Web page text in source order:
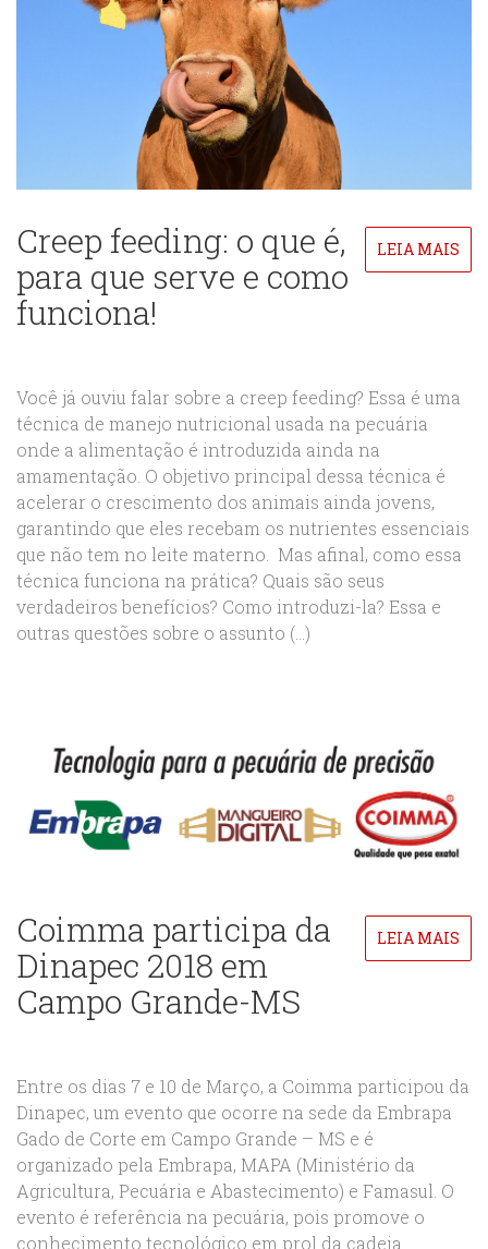
Creep feeding: o que é,
para que serve e como
funciona!
LEIA MAIS
Você já ouviu falar sobre a creep feeding? Essa é uma
técnica de manejo nutricional usada na pecuária
onde a alimentação é introduzida ainda na
amamentação. O objetivo principal dessa técnica é
acelerar o crescimento dos animais ainda jovens,
garantindo que eles recebam os nutrientes essenciais
que não tem no leite materno. Mas afinal, como essa
técnica funciona na prática? Quais são seus
verdadeiros benefícios? Como introduzi-la? Essa e
outras questões sobre o assunto (...)
Coimma participa da
Dinapec 2018 em
Campo Grande-MS
LEIA MAIS
Entre os dias 7 e 10 de Março, a Coimma participou da
Dinapec, um evento que ocorre na sede da Embrapa
Gado de Corte em Campo Grande – MS e é
organizado pela Embrapa, MAPA (Ministério da
Agricultura, Pecuária e Abastecimento) e Famasul. O
evento é referência na pecuária, pois promove o
conhecimento tecnológico em prol da cadeia